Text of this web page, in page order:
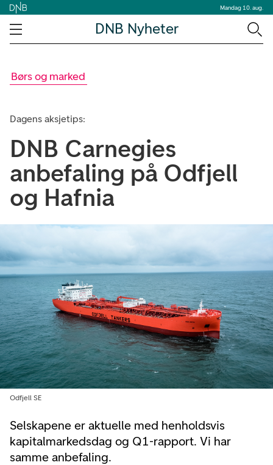
Mandag 10. aug.
DNB Nyheter
Børs og marked
Dagens aksjetips:
DNB Carnegies
anbefaling på Odfjell
og Hafnia
Selskapene er aktuelle med henholdsvis
kapitalmarkedsdag og Q1-rapport. Vi har
samme anbefaling.
Odfjell SE